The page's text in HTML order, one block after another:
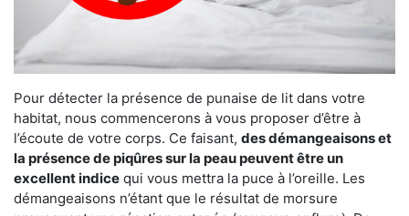
Pour détecter la présence de punaise de lit dans votre
habitat, nous commencerons à vous proposer d’être à
l’écoute de votre corps. Ce faisant, des démangeaisons et
la présence de piqûres sur la peau peuvent être un
excellent indice qui vous mettra la puce à l’oreille. Les
démangeaisons n’étant que le résultat de morsure